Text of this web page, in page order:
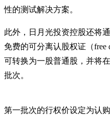
性的测试解决方案。
此外，日月光投资控股还将
免费的可分离认股权证（free
可转换为一股普通股，并将
批次。
第一批次的行权价设定为认